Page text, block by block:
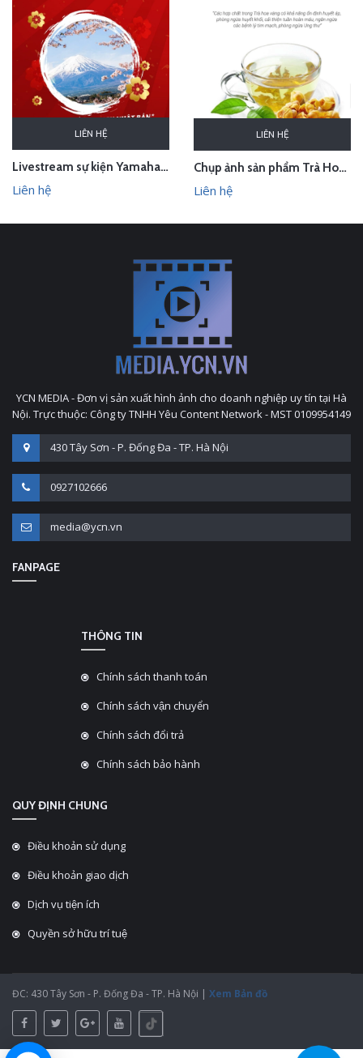
LIÊN HỆ
Livestream sự kiện Yamaha - lễ bốc thăm chuyến du lịch Nhật Bản 100 triệu - Hà Nội
Liên hệ
LIÊN HỆ
Chụp ảnh sản phẩm Trà Hoa Vàng - Kim Hoa Trà tại studio Hà Nội
Liên hệ
YCN MEDIA - Đơn vị sản xuất hình ảnh cho doanh nghiệp uy tín tại Hà
Nội. Trực thuộc: Công ty TNHH Yêu Content Network - MST 0109954149
430 Tây Sơn - P. Đống Đa - TP. Hà Nội
0927102666
media@ycn.vn
FANPAGE
THÔNG TIN
Chính sách thanh toán
Chính sách vận chuyển
Chính sách đổi trả
Chính sách bảo hành
QUY ĐỊNH CHUNG
Điều khoản sử dụng
Điều khoản giao dịch
Dịch vụ tiện ích
Quyền sở hữu trí tuệ
ĐC: 430 Tây Sơn - P. Đống Đa - TP. Hà Nội | Xem Bản đồ